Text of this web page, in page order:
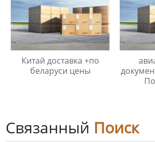
Китай доставка +по
беларуси цены
Связанный Поиск